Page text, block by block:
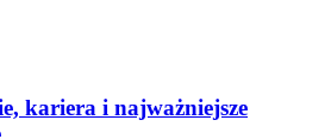
kariera i najważniejsze